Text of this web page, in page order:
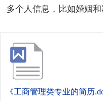
多个人信息，比如婚姻
《工商管理类专业的简历